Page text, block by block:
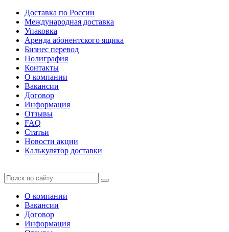
Доставка по России
Международная доставка
Упаковка
Аренда абонентского ящика
Бизнес перевод
Полиграфия
Контакты
О компании
Вакансии
Договор
Информация
Отзывы
FAQ
Статьи
Новости акции
Калькулятор доставки
О компании
Вакансии
Договор
Информация